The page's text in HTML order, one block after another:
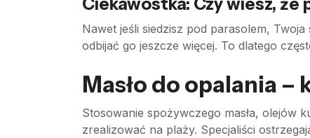
Nawet jeśli siedzisz pod parasolem,
odbijać go jeszcze więcej. To dlatego
Masło do opalania
Stosowanie spożywczego masła, olejów
zrealizować na plaży. Specjaliści